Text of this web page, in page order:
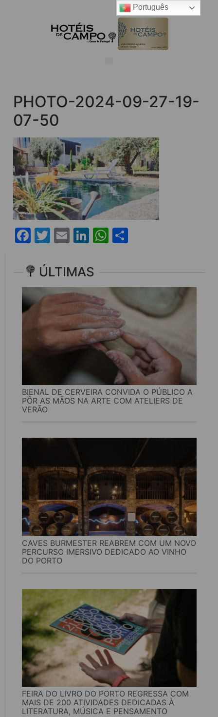
PHOTO-2024-09-27-19-
07-50
Facebook
Twitter
EmailLinkedIn
WhatsApp
ÚLTIMAS
BIENAL DE CERVEIRA CONVIDA O PÚBLICO A
PÔR AS MÃOS NA ARTE COM ATELIERS DE
VERÃO
CAVES BURMESTER REABREM COM UM NOVO
PERCURSO IMERSIVO DEDICADO AO VINHO
DO PORTO
FEIRA DO LIVRO DO PORTO REGRESSA COM
MAIS DE 200 ATIVIDADES DEDICADAS À
LITERATURA, MÚSICA E PENSAMENTO
Português